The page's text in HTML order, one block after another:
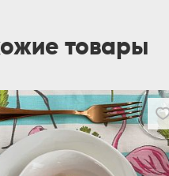
товары